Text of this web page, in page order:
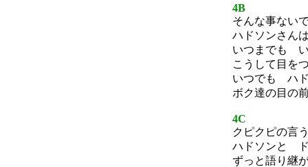
4B
そんな事ない
ハドソンさん
いつまでも
こうして目を
いつでも ハ
ボク達の目の
4C
クピクピの言
ハドソンと
ずっと語り継